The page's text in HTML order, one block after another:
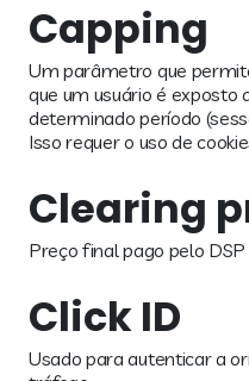
Capping
Um parâmetro que
que um usuário é exposto
determinado período
Isso requer o uso de
Clearing
Preço final pago pelo
Click ID
Usado para autenticar a